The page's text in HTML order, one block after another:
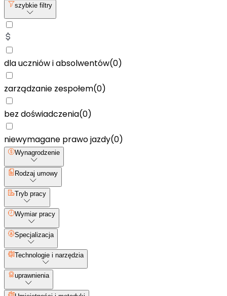
szybkie filtry
dla uczniów i absolwentów(0)
zarządzanie zespołem(0)
bez doświadczenia(0)
niewymagane prawo jazdy(0)
Wynagrodzenie
Rodzaj umowy
Tryb pracy
Wymiar pracy
Specjalizacja
Technologie i narzędzia
uprawnienia